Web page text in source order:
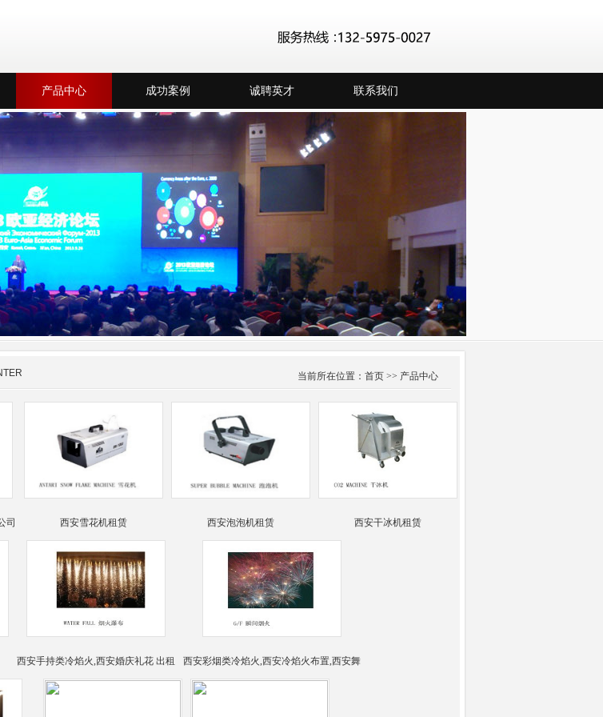
产品中心 成功案例 诚聘英才 联系我们
当前所在位置：首页 >> 产品中心
司 西安雪花机租赁 西安泡泡机租赁 西安干冰机租赁
西安手持类冷焰火,西安婚庆礼花 出租 西安彩烟类冷焰火,西安冷焰火布置,西安舞